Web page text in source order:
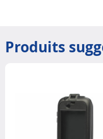
Produits